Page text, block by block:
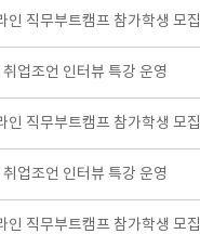
직무부트캠프 참가학생 모집
업조언 인터뷰 특강 운영
직무부트캠프 참가학생 모집
업조언 인터뷰 특강 운영
직무부트캠프 참가학생 모집